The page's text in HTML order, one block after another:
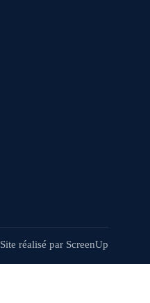
Site réalisé par ScreenUp